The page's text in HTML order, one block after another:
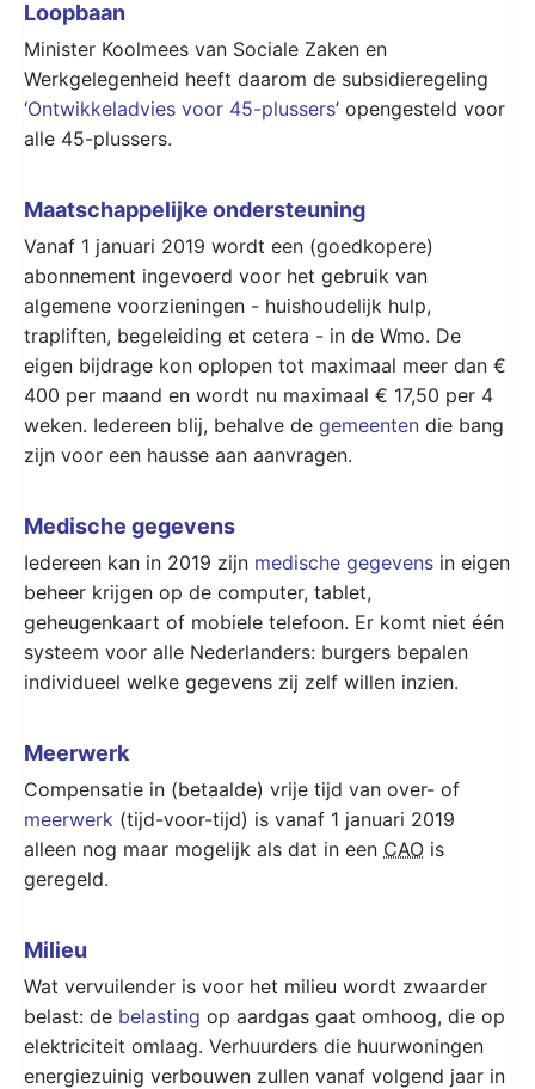
Loopbaan
Minister Koolmees van Sociale Zaken en
Werkgelegenheid heeft daarom de subsidieregeling
‘Ontwikkeladvies voor 45-plussers’ opengesteld voor
alle 45-plussers.
Maatschappelijke ondersteuning
Vanaf 1 januari 2019 wordt een (goedkopere)
abonnement ingevoerd voor het gebruik van
algemene voorzieningen - huishoudelijk hulp,
trapliften, begeleiding et cetera - in de Wmo. De
eigen bijdrage kon oplopen tot maximaal meer dan €
400 per maand en wordt nu maximaal € 17,50 per 4
weken. Iedereen blij, behalve de gemeenten die bang
zijn voor een hausse aan aanvragen.
Medische gegevens
Iedereen kan in 2019 zijn medische gegevens in eigen
beheer krijgen op de computer, tablet,
geheugenkaart of mobiele telefoon. Er komt niet één
systeem voor alle Nederlanders: burgers bepalen
individueel welke gegevens zij zelf willen inzien.
Meerwerk
Compensatie in (betaalde) vrije tijd van over- of
meerwerk (tijd-voor-tijd) is vanaf 1 januari 2019
alleen nog maar mogelijk als dat in een CAO is
geregeld.
Milieu
Wat vervuilender is voor het milieu wordt zwaarder
belast: de belasting op aardgas gaat omhoog, die op
elektriciteit omlaag. Verhuurders die huurwoningen
energiezuinig verbouwen zullen vanaf volgend jaar in